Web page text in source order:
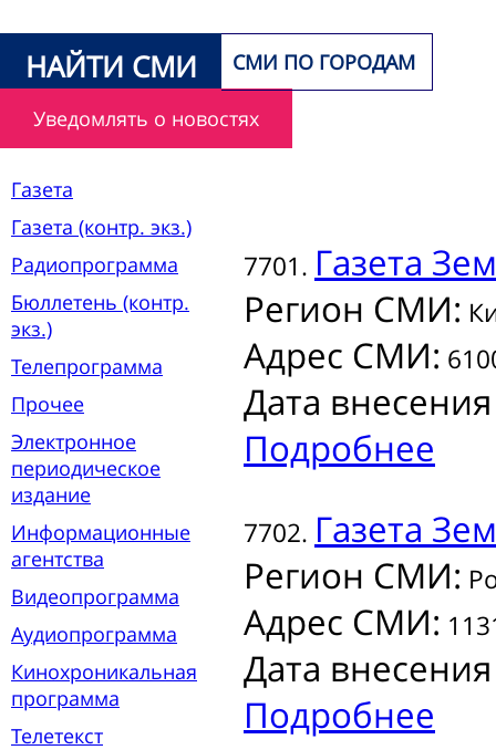
НАЙТИ СМИ СМИ ПО ГОРОДАМ
Уведомлять о новостях
Газета
Газета (контр. экз.)
Радиопрограмма
Бюллетень (контр.
экз.)
Телепрограмма
Прочее
Электронное
периодическое
издание
Информационные
агентства
Видеопрограмма
Аудиопрограмма
Кинохроникальная
программа
Телетекст
7701. Газета
Регион СМИ:
Адрес СМИ:
Дата
Подробнее
7702. Газета
Регион СМИ:
Адрес СМИ:
Дата
Подробнее